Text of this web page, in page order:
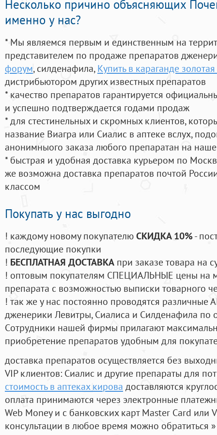
Несколько причино объясняющих
именно у нас?
* Мы являемся первым и единственным на
представителем по продаже препаратов
форум, силденафила, Купить в караганде
дистрибьютором других известных препаратов
* качество препаратов гарантируется
и успешно подтверждается годами продаж
* для стестинельных и скромных клиентов,
название Виагра или Сиалис в аптеке вслух,
анонимныого заказа любого препаратан на
* быстрая и удобная доставка курьером по
же возможна доставка препаратов почтой
классом
Покупать у нас выгодно
! каждому новому покупателюСКИДКА 10%-
последующие покупки
! БЕСПЛАТНАЯ ДОСТАВКА при заказе товара на
! оптовым покупателям СПЕЦИАЛЬНЫЕ цены на
препарата с возможностью выписки товарного
! так же у нас постоянно проводятся
дженерики Левитры, Сиалиса и Силденафила по
Cотрудники нашей фирмы прилагают
приобретение препаратов удобным для
доставка препаратов осуществляется без
VIP клиентов: Сиалис и другие препараты для
стоимость в аптеках кирова доставляются
оплата принимаются через электронные
Web Money и с банковских карт Master Card или
консультации в любое время можно обратиться